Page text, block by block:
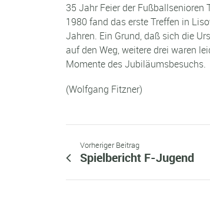
35 Jahr Feier der Fußballsenioren
1980 fand das erste Treffen in
Jahren. Ein Grund, daß sich die
auf den Weg, weitere drei waren
Momente des Jubiläumsbesuchs.
(Wolfgang Fitzner)
Vorheriger Beitrag
Spielbericht F-Jugend